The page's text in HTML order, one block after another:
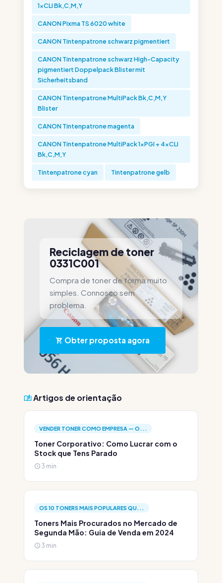
1xCLI Bk,C,M,Y
CANON Pixma TS 6020 white
CANON Tintenpatrone schwarz pigmentiert
CANON Tintenpatrone schwarz High-Capacity
pigmentiert Doppelpack Blister mit
Sicherheitsband
CANON Tintenpatrone MultiPack Bk,C,M,Y
Blister
CANON Tintenpatrone magenta
CANON Tintenpatrone MultiPack 1xPGI + 4xCLI
Bk,C,M,Y
Tintenpatrone cyan Tintenpatrone gelb
Reciclagem de toner
0331C001
Compra de toner de forma muito
simples. Connosco sem
problema.
Obter proposta agora
Artigos de orientação
VENDER TONER COMO EMPRESA — O...
Toner Corporativo: Como Lucrar com o
Stock que Tens Parado
3 min
OS 10 TONERS MAIS POPULARES QU...
Toners Mais Procurados no Mercado de
Segunda Mão: Guia de Venda em 2024
3 min